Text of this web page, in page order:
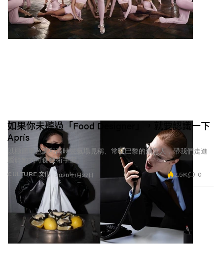
CULTURE 文化
如果你未聽過「Food Designer」，就要認識一下
Aprís
以極簡單色調和高時裝氣場見稱、常駐巴黎的創意人，帶我們走進
屬於她的可食藝術宇宙。
2026年1月27日 2.5K 0